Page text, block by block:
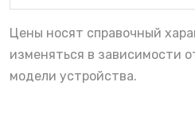
Цены носят справочный
изменяться в зависимости
модели устройства.